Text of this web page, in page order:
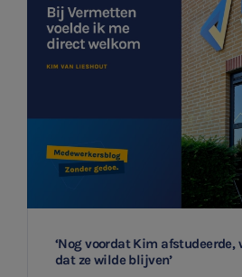
Typ hieronder uw zoekterm
Meest gezochte onderwerpen
Vacatures
Belastingadvies
Aanmelden topic-
Ontvang meldingen bij belangrijke
E-mailadres
‘Nog voordat Kim
dat ze wilde blijven’